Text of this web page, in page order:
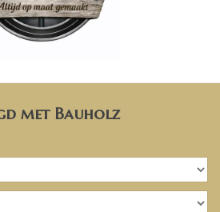
met Bauholz